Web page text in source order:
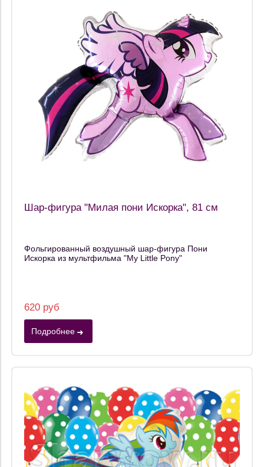
Шар-фигура "Милая пони Искорка", 81 см
Фольгированный воздушный шар-фигура Пони
Искорка из мультфильма "My Little Pony"
620 руб
Подробнее